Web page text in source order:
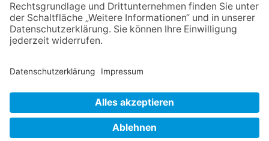
06.08.2026
„Rock auf der Burg“ lässt
Königstein beben
NACH OBEN
Datenschutz Netiquette FAQ